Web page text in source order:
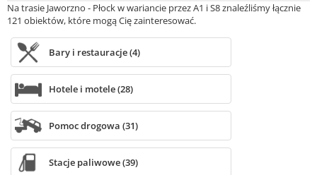
Na trasie Jaworzno - Płock w wariancie przez A1 i S8 znaleźliśmy łącznie
121 obiektów, które mogą Cię zainteresować.
Bary i restauracje (4)
Hotele i motele (28)
Pomoc drogowa (31)
Stacje paliwowe (39)